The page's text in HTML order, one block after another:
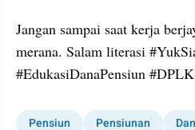
Jangan sampai saat kerja
merana. Salam literasi
#EdukasiDanaPensiun
Pensiun Pensiunan